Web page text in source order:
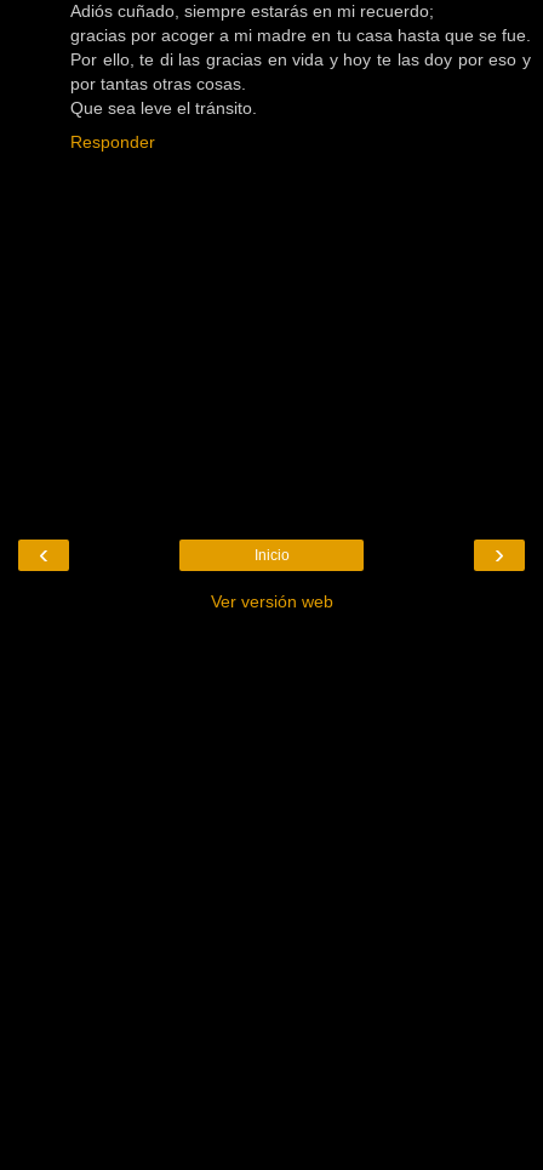
Adiós cuñado, siempre estarás en mi recuerdo;
gracias por acoger a mi madre en tu casa hasta que se fue.
Por ello, te di las gracias en vida y hoy te las doy por eso y
por tantas otras cosas.
Que sea leve el tránsito.
Responder
‹ ›
Inicio
Ver versión web